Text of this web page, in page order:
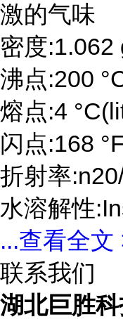
激的气味
密度:1.062
沸点:200
熔点:4
闪点:168
折射率
水溶解性
...查看全文
联系我们
湖北巨胜